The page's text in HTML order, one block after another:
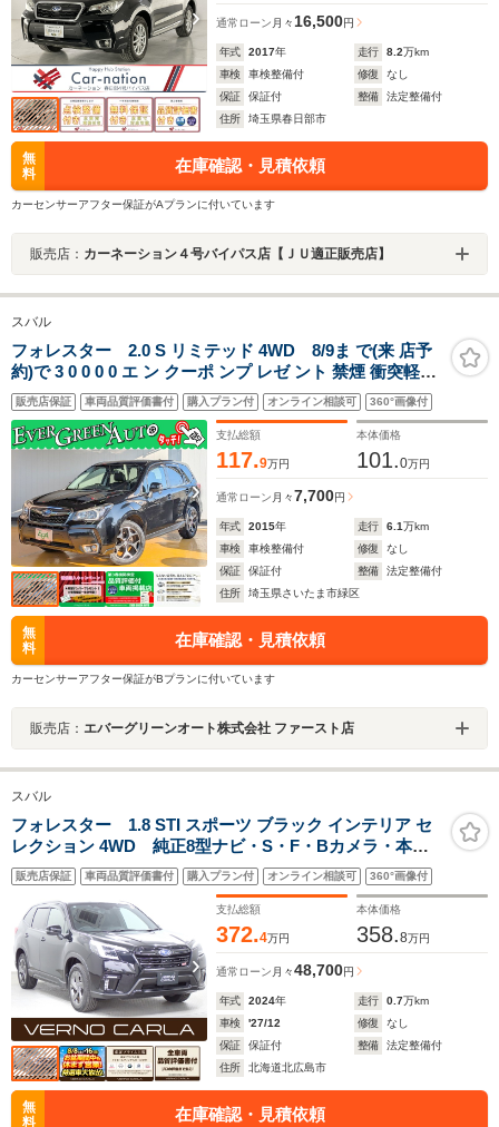
通常ローン 月々 16,500円
年式 2017年 走行 8.2万km
車検
車検整備付 修復
なし
保証
保証付 整備
法定整備付
住所
埼玉県春日部市
無
料
在庫確認・見積依頼
カーセンサーアフター保証がAプランに付いています
販売店： カーネーション４号バイパス店【ＪＵ適正販売店】
スバル
フォレスター 2.0 S リミテッド 4WD 8/9ま で(来 店予
約)で 3 0 0 0 0 エ ン クーポ ンプ レゼ ント 禁煙 衝突軽減
ブレーキ 純正メモリナビ Bluetooth ETC シートヒーター
アイサイトVer2 レーンキープ ハーフレザーシート HID ア
クセスキー
販売店保証 車両品質評価書付 購入プラン付 オンライン相談可 360°画像付
支払総額
117.9万円
本体価格
101.0万円
通常ローン 月々7,700円
年式 2015年 走行 6.1万km
車検
車検整備付 修復
なし
保証
保証付 整備
法定整備付
住所
埼玉県さいたま市緑区
無
料
在庫確認・見積依頼
カーセンサーアフター保証がBプランに付いています
販売店： エバーグリーンオート株式会社 ファースト店
スバル
フォレスター 1.8 STI スポーツ ブラック インテリア セ
レクション 4WD 純正8型ナビ・S・F・Bカメラ・本州
仕入・アイサイト・パワーゲート・デジタルミラー・STI
シート&ステアリングヒーター・電動シート・LEDト・純
正18AW・純正ドラレコ・障害物センサー・ETC・
BSM・Bluetooth
販売店保証 車両品質評価書付 購入プラン付 オンライン相談可 360°画像付
支払総額
372.4万円
本体価格
358.8万円
通常ローン 月々48,700円
年式 2024年 走行 0.7万km
車検
'27/12 修復
なし
保証
保証付 整備
法定整備付
住所
北海道北広島市
無
料
在庫確認・見積依頼